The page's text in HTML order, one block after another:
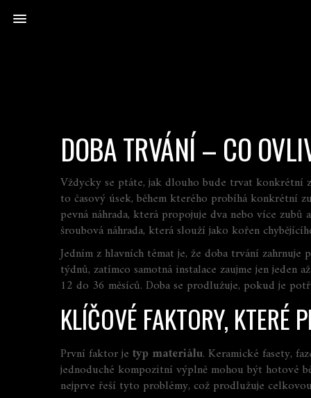
DOBA TRVÁNÍ – CO
Vždycky se ptáte, jak dlouho bude trvat konkrétní
to časový úsek, během kterého probíhá konkrétní
pevná náhrada, která propojuje dva nebo více zubů
šroubová náhrada, která slouží jako kořen
Jedním z hlavních témat je, že doba trvání zahrnuje
týdnů, zatímco samotná instalace zaujme jen
12 do 36 měsíců. Doba se prodlužuje, pokud je
KLÍČOVÉ FAKTORY, KTERÉ
První faktor je typ materiálu. Keramické fasety,
jednoduché kompozitní výplně mohou být hotové
nejprve řeší tyto problémy, což prodlužuje